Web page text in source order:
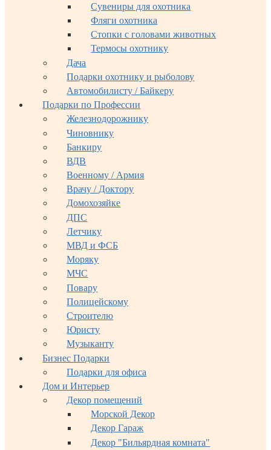
Сувениры для охотника
Фляги охотника
Стопки с головами животных
Термосы охотнику
Дача
Подарки охотнику и рыболову
Автомобилисту / Байкеру
Подарки по Профессии
Железнодорожнику
Чиновнику
Банкиру
ВДВ
Военному / Армия
Врачу / Доктору
Домохозяйке
ДПС
Летчику
МВД и ФСБ
Моряку
МЧС
Повару
Полицейскому
Строителю
Юристу
Музыканту
Бизнес Подарки
Подарки для офиса
Дом и Интерьер
Декор помещений
Морской Декор
Декор Гараж
Декор "Бильярдная комната"